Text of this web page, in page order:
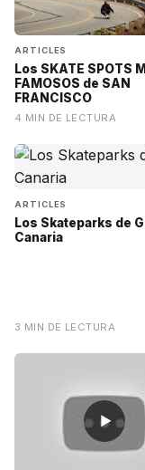
ARTICLES
Los SKATE SPOTS
FAMOSOS de SAN
FRANCISCO
4 MIN DE LECTURA
ARTICLES
Los Skateparks de
Canaria
3 MIN DE LECTURA
▶